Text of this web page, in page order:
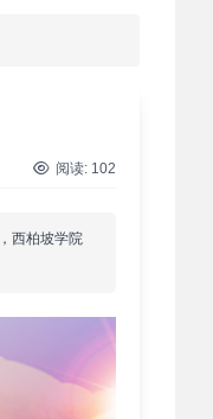
阅读: 102
西柏坡学院